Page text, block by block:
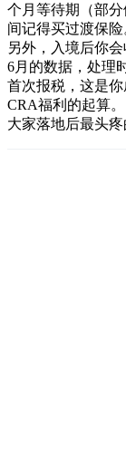
个月等待期（部
间记得买过渡保险
另外，入境后你
6月的数据，处理
首次报税，这是
CRA福利的起算。
大家落地后最头